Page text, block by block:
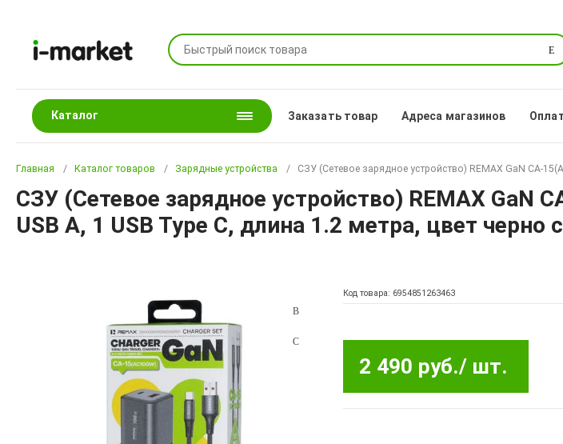
Каталог Заказать товар Адреса магазинов
Главная Каталог товаров Зарядные устройства СЗУ (Сетевое зарядное устройство) REMAX GaN CA-
СЗУ (Сетевое зарядное устройство) REMAX GaN
USB A, 1 USB Type C, длина 1.2 метра, цвет черно
Код товара: 6954851263463
2 490 руб./ шт.